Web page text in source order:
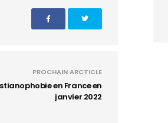
PROCHAIN ARCTICLE
en France en
janvier 2022